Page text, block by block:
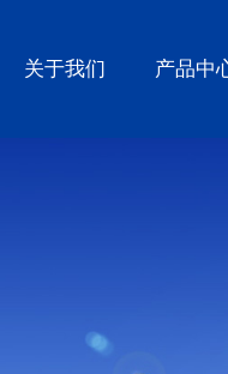
关于我们 产品中